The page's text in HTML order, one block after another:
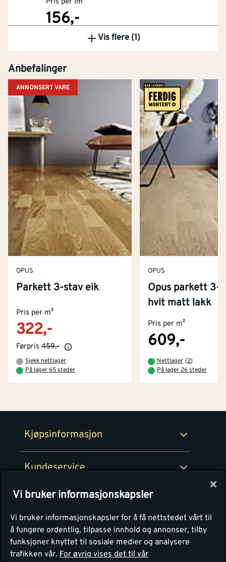
156,-
Vis flere (1)
Anbefalinger
ANNONSERT VARE
OPUS
Parkett 3-stav eik
Pris per m²
322,-
Førpris 459,-
Sjekk nettlager
På lager 65 steder
OPUS
Opus parkett 3-
hvit matt lakk
Pris per m²
609,-
Nettlager (2)
På lager 26 steder
Kjøpsinformasjon
Kjøpsbetingelser
Retur- og angrerettsskjema
Kundeservice
Tjenester
Montér Klubb
Montér
Om Montér
Byggevarehus og åpningstider
Prismatch
Personvern
Vi bruker informasjonskapsler
Vi bruker informasjonskapsler for å få nettstedet vårt til
å fungere ordentlig, tilpasse innhold og annonser, tilby
funksjoner knyttet til sosiale medier og analysere
trafikken vår. For øvrig vises det til vår